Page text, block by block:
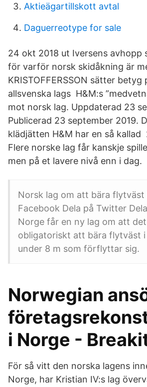
Aktieägartillskott avtal
Daguerreotype for sale
24 okt 2018 ut Iversens avhopp
för varför norsk skidåkning är
KRISTOFFERSSON sätter betyg
allsvenska lags H&M:s
mot norsk lag. Uppdaterad 23
Publicerad 23 september 2019.
klädjätten H&M har en så kallad
Flere norske lag får kanskje
men på et lavere nivå enn i dag.
Norsk lag om att bära flytväst
Facebook Dela på Twitter
Norge får en ny lag om att
obligatoriskt att bära flytväst i
under 8 m som förflyttar sig.
Norwegian
i Norge -
För så vitt den norska lagens
Norge, har Kristian IV:s lag